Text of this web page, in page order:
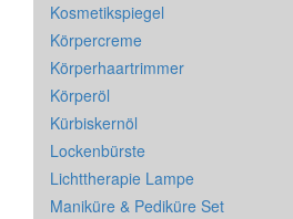
Kosmetikspiegel
Körpercreme
Körperhaartrimmer
Körperöl
Kürbiskernöl
Lockenbürste
Lichttherapie Lampe
Maniküre & Pediküre Set